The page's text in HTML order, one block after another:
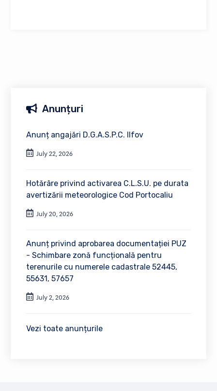
Anunțuri
Anunț angajări D.G.A.S.P.C. Ilfov
July 22, 2026
Hotărâre privind activarea C.L.S.U. pe durata
avertizării meteorologice Cod Portocaliu
July 20, 2026
Anunț privind aprobarea documentației PUZ
- Schimbare zonă funcțională pentru
terenurile cu numerele cadastrale 52445,
55631, 57657
July 2, 2026
Vezi toate anunțurile